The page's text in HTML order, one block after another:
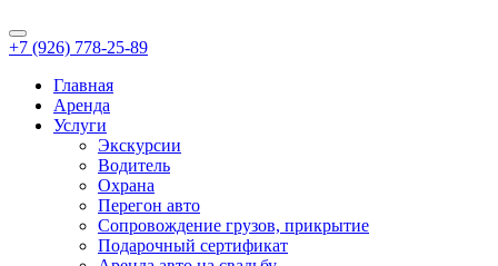
+7 (926) 778-25-89
Главная
Аренда
Услуги
Экскурсии
Водитель
Охрана
Перегон авто
Сопровождение грузов, прикрытие
Подарочный сертификат